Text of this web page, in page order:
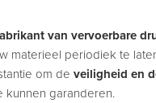
van vervoerbare
materieel periodiek te
om de veiligheid en
kunnen garanderen.